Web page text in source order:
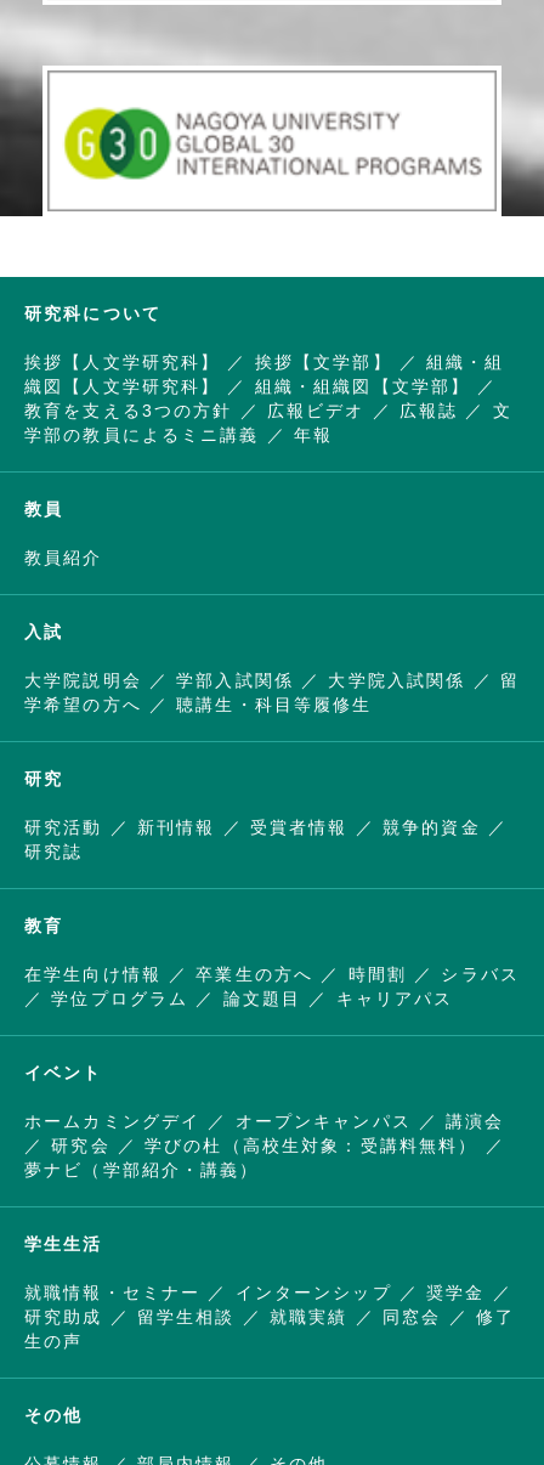
研究科について
挨拶【人文学研究科】 挨拶【文学部】
組織・組
織図【人文学研究科】
組織・組織図【文学部】
教育を支える3つの方針
広報ビデオ 広報誌
文
学部の教員によるミニ講義
年報
教員
教員紹介
入試
大学院説明会 学部入試関係 大学院入試関係
留
学希望の方へ
聴講生・科目等履修生
研究
研究活動 新刊情報 受賞者情報
競争的資金
研究誌
教育
在学生向け情報 卒業生の方へ 時間割
シラバス
学位プログラム
論文題目 キャリアパス
イベント
ホームカミングデイ オープンキャンパス
講演会
研究会
学びの杜（高校生対象：受講料無料）
夢ナビ（学部紹介・講義）
学生生活
就職情報・セミナー インターンシップ
奨学金
研究助成
留学生相談 就職実績 同窓会
修了
生の声
その他